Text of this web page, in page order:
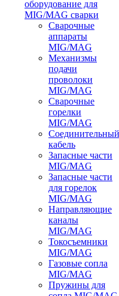
оборудование для
MIG/MAG сварки
Сварочные
аппараты
MIG/MAG
Механизмы
подачи
проволоки
MIG/MAG
Сварочные
горелки
MIG/MAG
Соединительный
кабель
Запасные части
MIG/MAG
Запасные части
для горелок
MIG/MAG
Направляющие
каналы
MIG/MAG
Токосъемники
MIG/MAG
Газовые сопла
MIG/MAG
Пружины для